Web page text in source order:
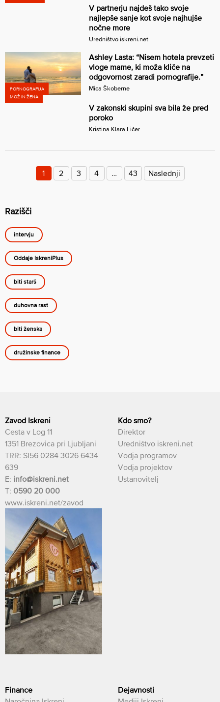
V partnerju najdeš tako svoje
najlepše sanje kot svoje najhujše
nočne more
Uredništvo iskreni.net
PORNOGRAFIJA
Ashley Lasta: “Nisem hotela prevzeti
vloge mame, ki moža kliče na
odgovornost zaradi pornografije.”
Mica Škoberne
MOŽ IN ŽENA
V zakonski skupini sva bila že pred
poroko
Kristina Klara Ličer
prispevkov
1 2 3 4 … 43 Naslednji
Razišči
intervju
Oddaje IskreniPlus
biti starš
duhovna rast
biti ženska
družinske finance
Zavod Iskreni
Cesta v Log 11
1351 Brezovica pri Ljubljani
TRR: SI56 0284 3026 6434
639
E: info@iskreni.net
T: 0590 20 000
www.iskreni.net/zavod
Kdo smo?
Direktor
Uredništvo iskreni.net
Vodja programov
Vodja projektov
Ustanovitelj
Finance
Dejavnosti